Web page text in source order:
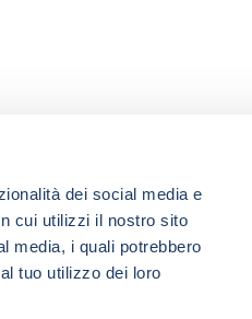
dei social media e
cui utilizzi il nostro sito
media, i quali potrebbero
tuo utilizzo dei loro